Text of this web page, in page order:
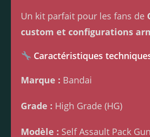
Un kit parfait pour les fans de
custom et configurations
Caractéristiques
Marque : Bandai
Grade : High Grade (HG)
Modèle : Self Assault Pack